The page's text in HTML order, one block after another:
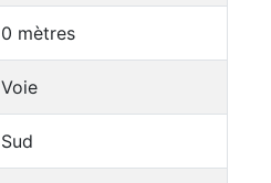
0 mètres
Voie
Sud